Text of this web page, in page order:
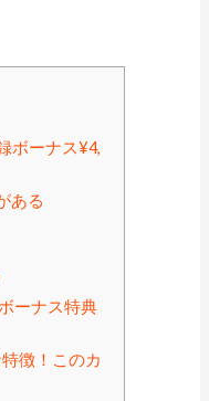
ボーナス¥4,
ある
ーナス特典
徴！このカ